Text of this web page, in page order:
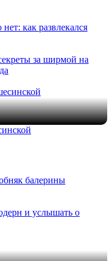
за ширмой на
и услышать о